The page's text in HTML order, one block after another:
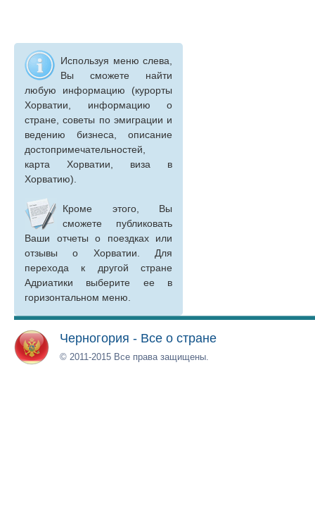
Используя меню слева,
Вы сможете найти
любую информацию (курорты
Хорватии, информацию о
стране, советы по эмиграции и
ведению бизнеса, описание
достопримечательностей,
карта Хорватии, виза в
Хорватию).
Кроме этого, Вы
сможете публиковать
Ваши отчеты о поездках или
отзывы о Хорватии. Для
перехода к другой стране
Адриатики выберите ее в
горизонтальном меню.
Черногория - Все о стране
© 2011-2015 Все права защищены.